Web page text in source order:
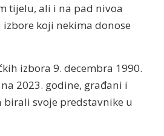
tijelu, ali i na pad nivoa
koji nekima donose
izbora 9. decembra 1990.
2023. godine, građani i
birali svoje predstavnike u